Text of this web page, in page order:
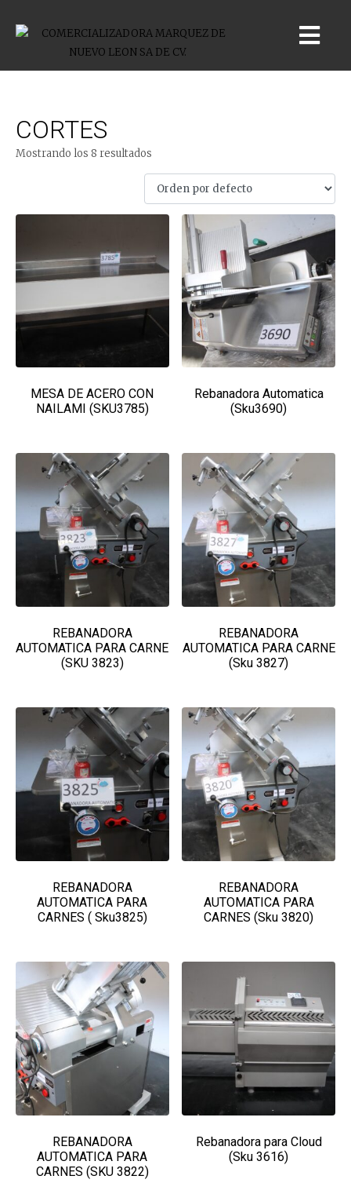
CORTES
Mostrando los 8 resultados
MESA DE ACERO CON
NAILAMI (SKU3785)
Rebanadora Automatica
(Sku3690)
REBANADORA
AUTOMATICA PARA CARNE
(SKU 3823)
REBANADORA
AUTOMATICA PARA CARNE
(Sku 3827)
REBANADORA
AUTOMATICA PARA
CARNES ( Sku3825)
REBANADORA
AUTOMATICA PARA
CARNES (Sku 3820)
REBANADORA
AUTOMATICA PARA
CARNES (SKU 3822)
Rebanadora para Cloud
(Sku 3616)